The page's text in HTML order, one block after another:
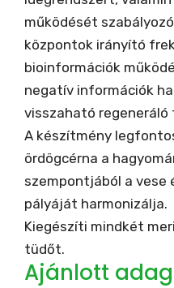
működését
központok irányító
bioinformációk
negatív információk
visszaható regeneráló
A készítmény
ördögcérna a
szempontjából a vese
pályáját harmonizálja.
Kiegészíti mindkét
tüdőt.
Ajánlott